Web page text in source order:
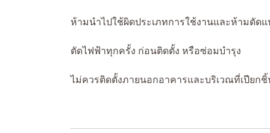
ห้ามนำไปใช้ผิดประเภทการใช้งานและห้ามดัด
ตัดไฟฟ้าทุกครั้ง ก่อนติดตั้ง หรือซ่อมบำรุง
ไม่ควรติดตั้งภายนอกอาคารและบริเวณที่เปียก